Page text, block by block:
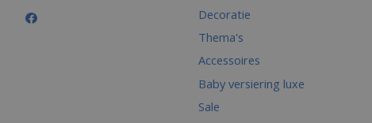
Decoratie
Thema's
Accessoires
Baby versiering luxe
Sale